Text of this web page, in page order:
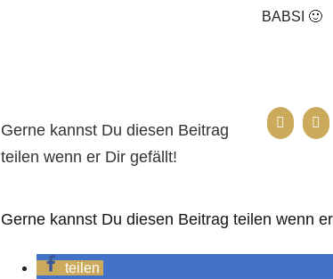
BABSI 🙂
Gerne kannst Du diesen Beitrag
teilen wenn er Dir gefällt!
Gerne kannst Du diesen Beitrag teilen wenn
teilen